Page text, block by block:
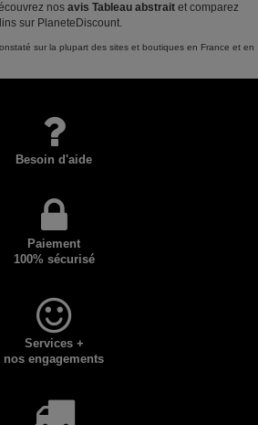
nos avis Tableau abstrait et comparez
sur PlaneteDiscount.
sur la plupart des sites et boutiques en France et en
Besoin d'aide
Paiement
100% sécurisé
Services +
nos engagements